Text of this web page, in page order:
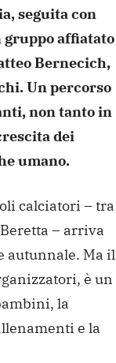
seguita con
gruppo affiatato
Bernecich,
Un percorso
non tanto in
dei
umano.
calciatori – tra
– arriva
autunnale. Ma il
è un
la
e la